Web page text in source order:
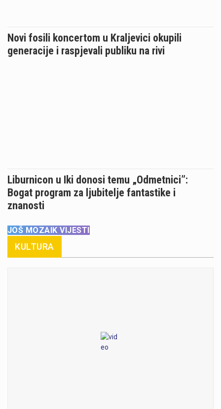
Novi fosili koncertom u Kraljevici okupili
generacije i raspjevali publiku na rivi
Liburnicon u Iki donosi temu „Odmetnici”:
Bogat program za ljubitelje fantastike i
znanosti
JOŠ MOZAIK VIJESTI
KULTURA